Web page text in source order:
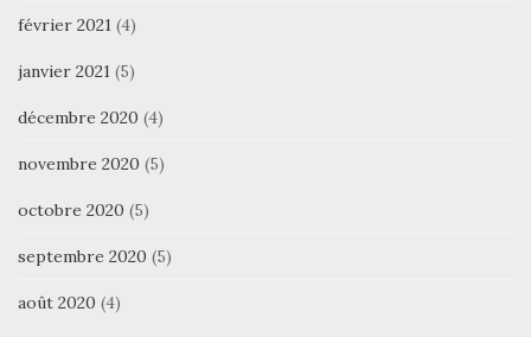
février 2021 (4)
janvier 2021 (5)
décembre 2020 (4)
novembre 2020 (5)
octobre 2020 (5)
septembre 2020 (5)
août 2020 (4)